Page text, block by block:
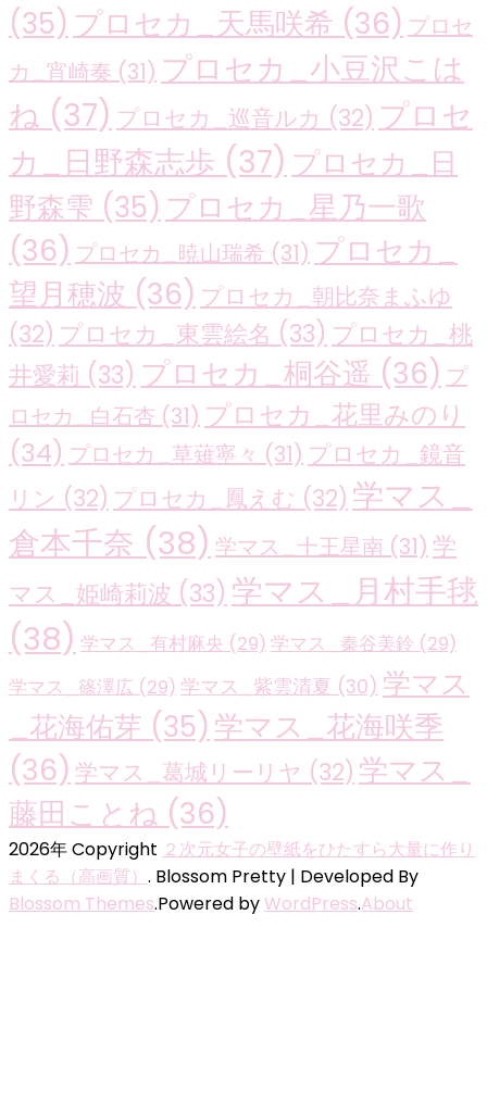
(35) プロセカ_天馬咲希 (36) プロセ
カ_宵崎奏 (31) プロセカ_小豆沢こは
ね (37) プロセカ_巡音ルカ (32) プロセ
カ_日野森志歩 (37) プロセカ_日
野森雫 (35) プロセカ_星乃一歌
(36) プロセカ_暁山瑞希 (31) プロセカ_
望月穂波 (36) プロセカ_朝比奈まふゆ
(32) プロセカ_東雲絵名 (33) プロセカ_桃
井愛莉 (33) プロセカ_桐谷遥 (36) プ
ロセカ_白石杏 (31) プロセカ_花里みのり
(34) プロセカ_草薙寧々 (31) プロセカ_鏡音
リン (32) プロセカ_鳳えむ (32) 学マス_
倉本千奈 (38) 学マス_十王星南 (31) 学
マス_姫崎莉波 (33) 学マス_月村手毬
(38) 学マス_有村麻央 (29) 学マス_秦谷美鈴 (29)
学マス_篠澤広 (29) 学マス_紫雲清夏 (30) 学マス
_花海佑芽 (35) 学マス_花海咲季
(36) 学マス_葛城リーリヤ (32) 学マス_
藤田ことね (36)
2026年 Copyright ２次元女子の壁紙をひたすら大量に作り
まくる（高画質） . Blossom Pretty | Developed By
Blossom Themes.Powered byWordPress.About